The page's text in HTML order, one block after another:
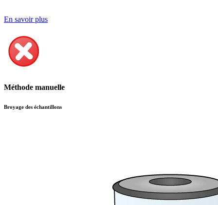
En savoir plus
Méthode manuelle
Broyage des échantillons